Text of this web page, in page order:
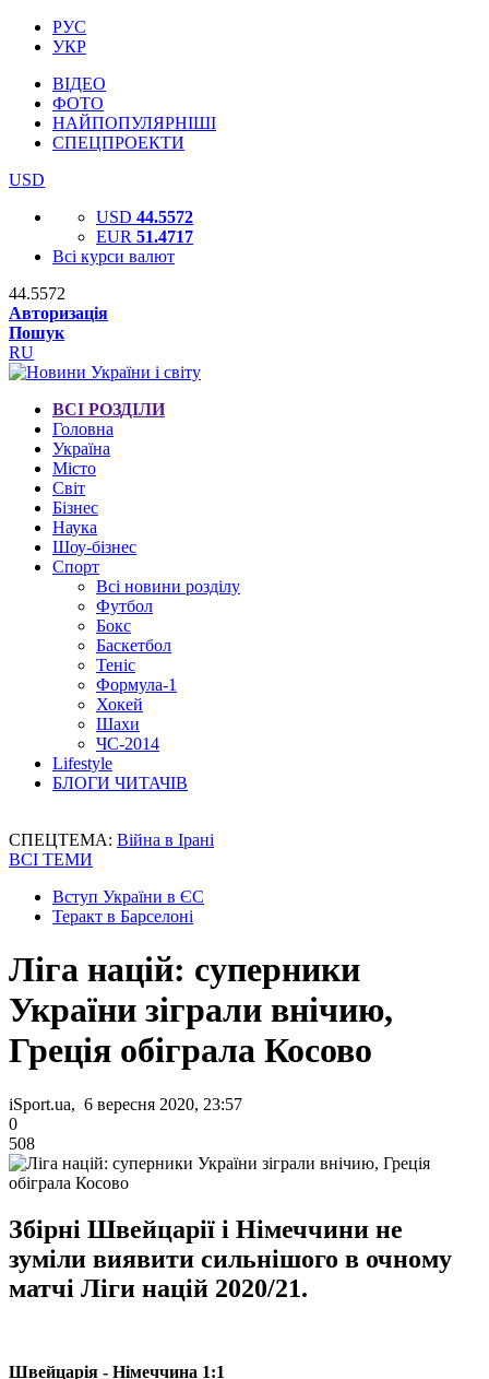
РУС
УКР
ВІДЕО
ФОТО
НАЙПОПУЛЯРНІШІ
СПЕЦПРОЕКТИ
USD
USD 44.5572
EUR 51.4717
Всі курси валют
44.5572
Авторизація
Пошук
RU
ВСІ РОЗДІЛИ
Головна
Україна
Місто
Світ
Бізнес
Наука
Шоу-бізнес
Спорт
Всі новини розділу
Футбол
Бокс
Баскетбол
Теніс
Формула-1
Хокей
Шахи
ЧС-2014
Lifestyle
БЛОГИ ЧИТАЧІВ
СПЕЦТЕМА: Війна в Ірані
ВСІ ТЕМИ
Вступ України в ЄС
Теракт в Барселоні
Ліга націй: суперники
України зіграли внічию,
Греція обіграла Косово
iSport.ua, 6 вересня 2020, 23:57
0
508
Збірні Швейцарії і Німеччини не
зуміли виявити сильнішого в очному
матчі Ліги націй 2020/21.
Швейцарія - Німеччина 1:1